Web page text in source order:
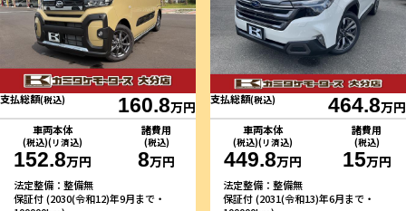
支払総額(税込) 160.8万円
車両本体
(税込)(リ済込)
152.8万円
諸費用
(税込)
8万円
法定整備：整備無
保証付 (2030(令和12)年9月まで・
支払総額(税込) 464.8万円
車両本体
(税込)(リ済込)
449.8万円
諸費用
(税込)
15万円
法定整備：整備無
保証付 (2031(令和13)年6月まで・